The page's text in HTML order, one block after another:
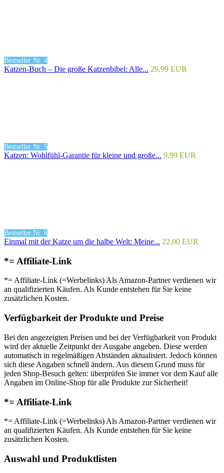
Bestseller Nr. 4
Katzen-Buch – Die große Katzenbibel: Alle... 29,99 EUR
Bestseller Nr. 5
Katzen: Wohlfühl-Garantie für kleine und große... 9,99 EUR
Bestseller Nr. 6
Einmal mit der Katze um die halbe Welt: Meine... 22,00 EUR
*= Affiliate-Link
*= Affiliate-Link (=Werbelinks) Als Amazon-Partner verdienen wir
an qualifizierten Käufen. Als Kunde entstehen für Sie keine
zusätzlichen Kosten.
Verfügbarkeit der Produkte und Preise
Bei den angezeigten Preisen und bei der Verfügbarkeit von Produkt
wird der aktuelle Zeitpunkt der Ausgabe angeben. Diese werden
automatisch in regelmäßigen Abständen aktualisiert. Jedoch können
sich diese Angaben schnell ändern. Aus diesem Grund muss für
jeden Shop-Besuch gelten: überprüfen Sie immer vor dem Kauf alle
Angaben im Online-Shop für alle Produkte zur Sicherheit!
*= Affiliate-Link
*= Affiliate-Link (=Werbelinks) Als Amazon-Partner verdienen wir
an qualifizierten Käufen. Als Kunde entstehen für Sie keine
zusätzlichen Kosten.
Auswahl und Produktlisten